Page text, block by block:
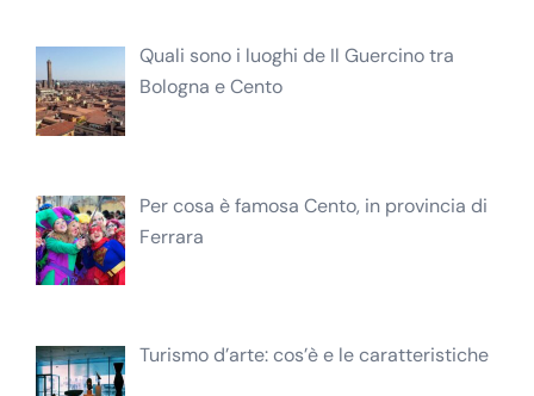
Quali sono i luoghi de Il Guercino tra
Bologna e Cento
Per cosa è famosa Cento, in provincia di
Ferrara
Turismo d’arte: cos’è e le caratteristiche